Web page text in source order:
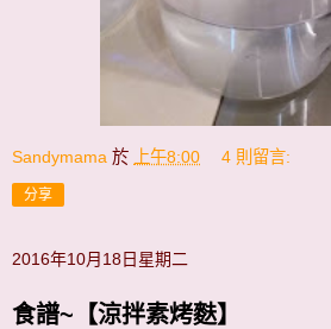
Sandymama 於 上午8:00 4 則留言:
分享
2016年10月18日星期二
食譜~【涼拌素烤麩】